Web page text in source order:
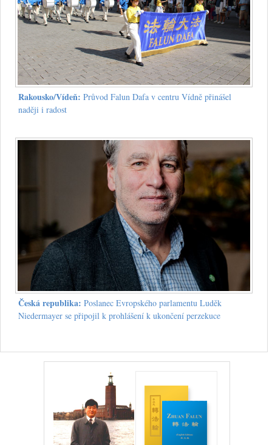
Rakousko/Vídeň: Průvod Falun Dafa v centru Vídně přinášel
naději i radost
Česká republika: Poslanec Evropského parlamentu Luděk
Niedermayer se připojil k prohlášení k ukončení perzekuce